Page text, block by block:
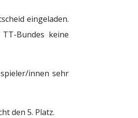
eingeladen.
Bundes keine
innen sehr
den 5. Platz.